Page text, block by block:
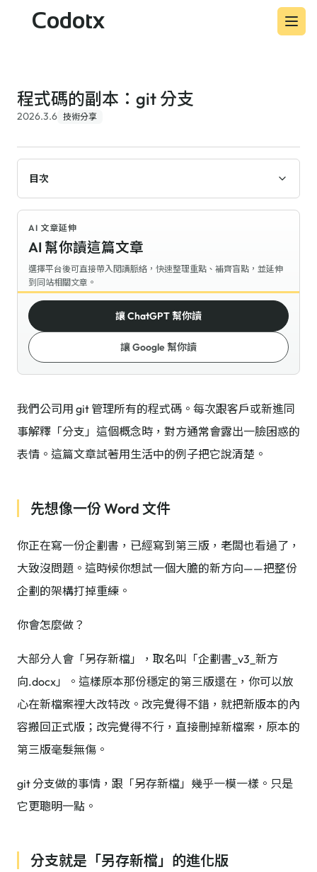
Codotx
程式碼的副本：git 分支
2026.3.6 技術分享
目次
AI 文章延伸
AI 幫你讀這篇文章
選擇平台後可直接帶入閱讀脈絡，快速整理重點、補齊盲點，並延伸
到同站相關文章。
讓 ChatGPT 幫你讀
讓 Google 幫你讀
我們公司用 git 管理所有的程式碼。每次跟客戶或新進同
事解釋「分支」這個概念時，對方通常會露出一臉困惑的
表情。這篇文章試著用生活中的例子把它說清楚。
先想像一份 Word 文件
你正在寫一份企劃書，已經寫到第三版，老闆也看過了，
大致沒問題。這時候你想試一個大膽的新方向——把整份
企劃的架構打掉重練。
你會怎麼做？
大部分人會「另存新檔」，取名叫「企劃書_v3_新方
向.docx」。這樣原本那份穩定的第三版還在，你可以放
心在新檔案裡大改特改。改完覺得不錯，就把新版本的內
容搬回正式版；改完覺得不行，直接刪掉新檔案，原本的
第三版毫髮無傷。
git 分支做的事情，跟「另存新檔」幾乎一模一樣。只是
它更聰明一點。
分支就是「另存新檔」的進化版